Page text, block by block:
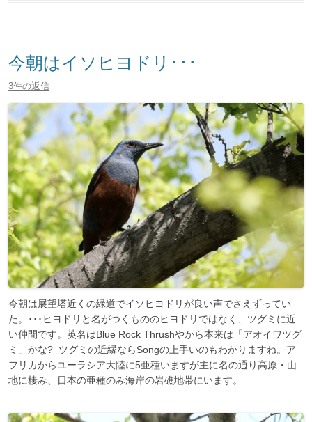
今朝はイソヒヨドリ･･･
3件の返信
今朝は展望塔近くの緑道でイソヒヨドリが良い声でさえずってい
た。･･･ヒヨドリと名がつくもののヒヨドリではなく、ツグミに近
い仲間です。英名はBlue Rock Thrushやから本来は「アオイワツグ
ミ」かな? ツグミの近縁ならSongの上手いのもわかりますね。ア
フリカからユーラシア大陸に5亜種いますが主に名の通り高原・山
地に棲み、日本の亜種のみ海岸の岩礁地帯にいます。